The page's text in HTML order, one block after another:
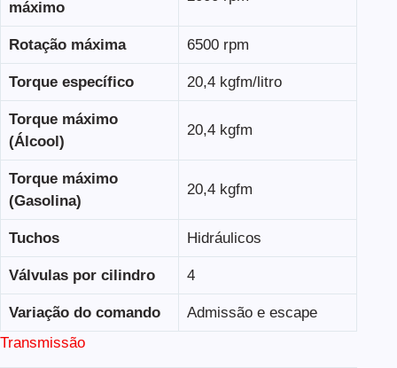
máximo
Rotação máxima 6500 rpm
Torque específico 20,4 kgfm/litro
Torque máximo
(Álcool)
20,4 kgfm
Torque máximo
(Gasolina)
20,4 kgfm
Tuchos Hidráulicos
Válvulas por cilindro 4
Variação do comando
Admissão e escape
Transmissão